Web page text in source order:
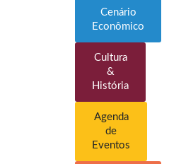
Cenário
Econômico
Cultura
&
História
Agenda
de
Eventos